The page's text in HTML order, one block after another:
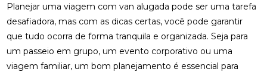
Planejar uma viagem com van alugada pode ser uma tarefa
desafiadora, mas com as dicas certas, você pode garantir
que tudo ocorra de forma tranquila e organizada. Seja para
um passeio em grupo, um evento corporativo ou uma
viagem familiar, um bom planejamento é essencial para